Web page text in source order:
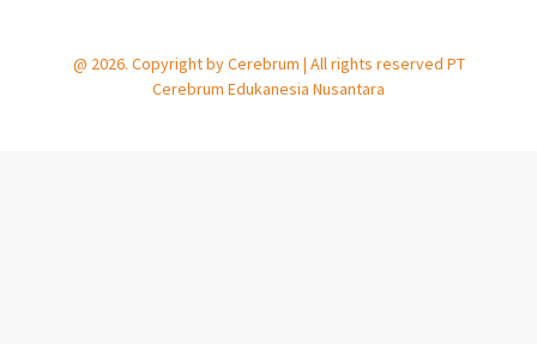
@ 2026. Copyright by Cerebrum | All rights reserved PT
Cerebrum Edukanesia Nusantara​